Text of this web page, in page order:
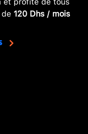
120 Dhs / mois